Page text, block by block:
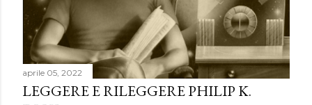
aprile 05, 2022
LEGGERE E RILEGGERE PHILIP K.